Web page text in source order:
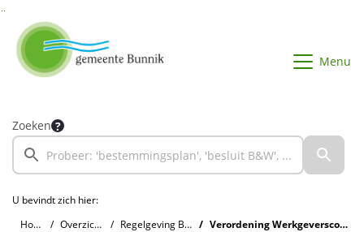
Menu
Zoeken
U bevindt zich hier:
Home
Overzichten Regelgeving Bunnik Verordening Werkgeverscommissie